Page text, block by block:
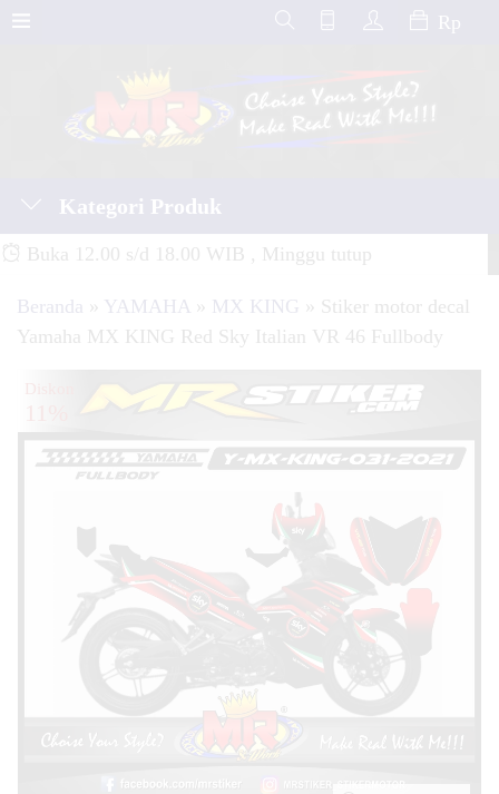
Rp
Kategori Produk
Buka 12.00 s/d 18.00 WIB , Minggu tutup
Beranda » YAMAHA » MX KING » Stiker motor decal
Yamaha MX KING Red Sky Italian VR 46 Fullbody